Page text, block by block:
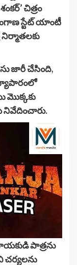
చిత్రం
స్టేట్ యాంటీ
జారీ చేసింది,
మొక్కకు
నివేదించారు.
పాత్రను